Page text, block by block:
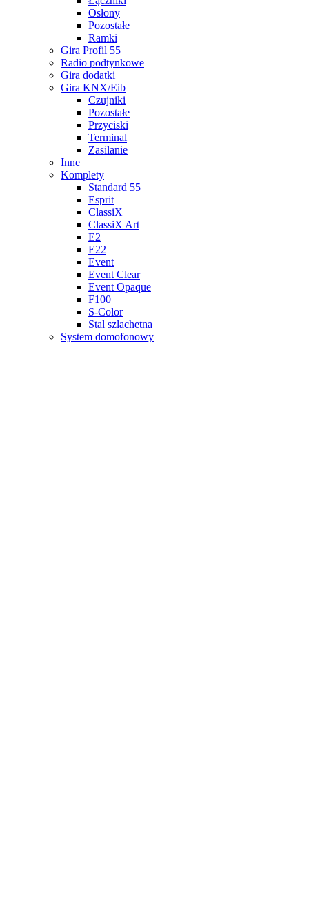
Osłony
Pozostałe
Ramki
Gira Profil 55
Radio podtynkowe
Gira dodatki
Gira KNX/Eib
Czujniki
Pozostałe
Przyciski
Terminal
Zasilanie
Inne
Komplety
Standard 55
Esprit
ClassiX
ClassiX Art
E2
E22
Event
Event Clear
Event Opaque
F100
S-Color
Stal szlachetna
System domofonowy